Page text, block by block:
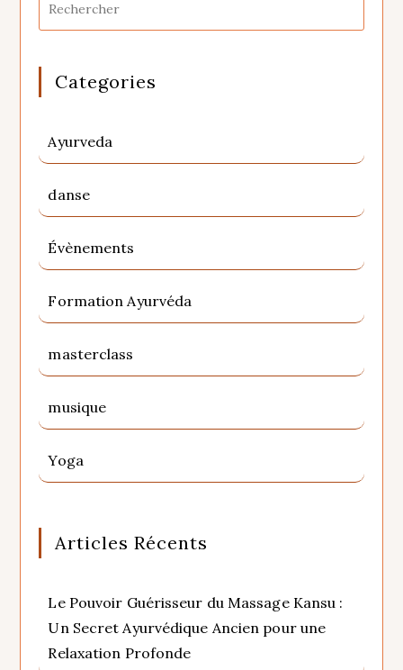
Categories
Ayurveda
danse
Évènements
Formation Ayurvéda
masterclass
musique
Yoga
Articles Récents
Le Pouvoir Guérisseur du Massage Kansu :
Un Secret Ayurvédique Ancien pour une
Relaxation Profonde